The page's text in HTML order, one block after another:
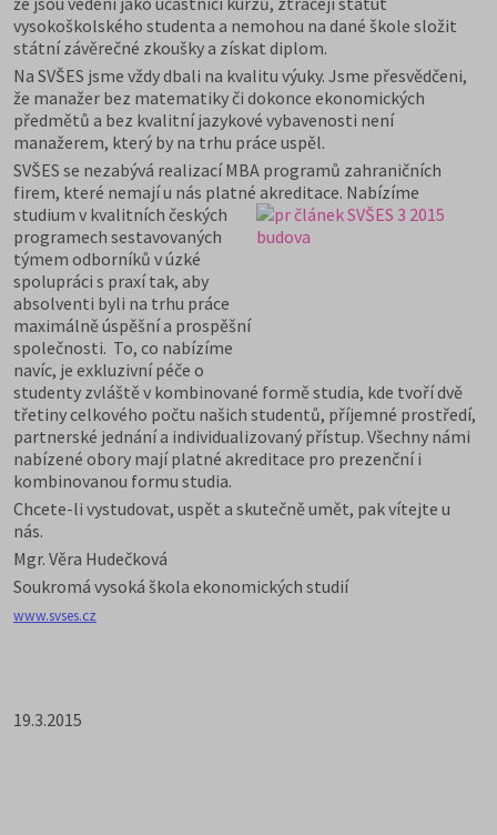
vysokoškolského studenta a nemohou na dané škole složit
státní závěrečné zkoušky a získat diplom.
Na SVŠES jsme vždy dbali na kvalitu výuky. Jsme přesvědčeni,
že manažer bez matematiky či dokonce ekonomických
předmětů a bez kvalitní jazykové vybavenosti není
manažerem, který by na trhu práce uspěl.
SVŠES se nezabývá realizací MBA programů zahraničních
firem, které nemají u nás platné akreditace. Nabízíme
studium v kvalitních českých
programech sestavovaných
týmem odborníků v úzké
spolupráci s praxí tak, aby
absolventi byli na trhu práce
maximálně úspěšní a prospěšní
společnosti. To, co nabízíme
navíc, je exkluzivní péče o
studenty zvláště v kombinované formě studia, kde tvoří dvě
třetiny celkového počtu našich studentů, příjemné prostředí,
partnerské jednání a individualizovaný přístup. Všechny námi
nabízené obory mají platné akreditace pro prezenční i
kombinovanou formu studia.
Chcete-li vystudovat, uspět a skutečně umět, pak vítejte u
nás.
Mgr. Věra Hudečková
Soukromá vysoká škola ekonomických studií
www.svses.cz
19.3.2015